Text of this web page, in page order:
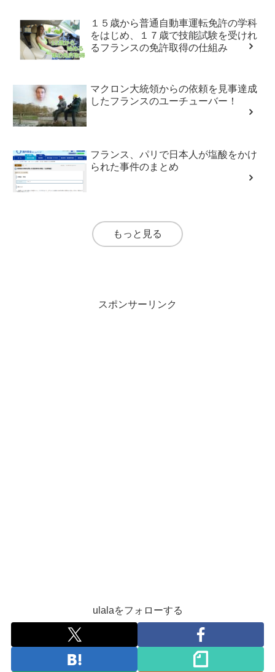
１５歳から普通自動車運転免許の学科
をはじめ、１７歳で技能試験を受けれ
るフランスの免許取得の仕組み
マクロン大統領からの依頼を見事達成
したフランスのユーチューバー！
フランス、パリで日本人が塩酸をかけ
られた事件のまとめ
もっと見る
スポンサーリンク
ulalaをフォローする